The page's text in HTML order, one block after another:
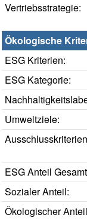
Vertriebsstrategie:
Ökologische
ESG Kriterien:
ESG Kategorie:
Umweltziele:
ESG Anteil
Sozialer Anteil:
Ökologischer